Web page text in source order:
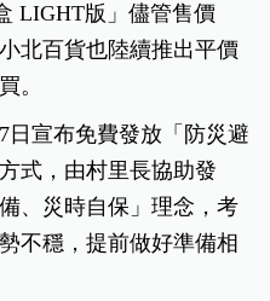
LIGHT版」儘管售價
北百貨也陸續推出平價
。
日宣布免費發放「防災避
式，由村里長協助發
、災時自保」理念，考
不穩，提前做好準備相